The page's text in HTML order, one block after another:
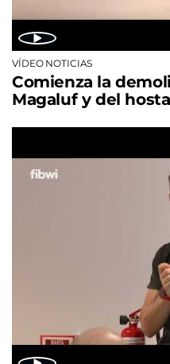
VÍDEO NOTICIAS
Comienza la
Magaluf y del